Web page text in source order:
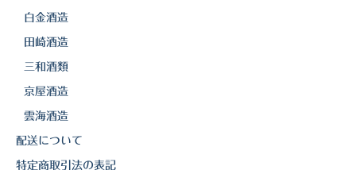
白金酒造
田崎酒造
三和酒類
京屋酒造
雲海酒造
配送について
特定商取引法の表記